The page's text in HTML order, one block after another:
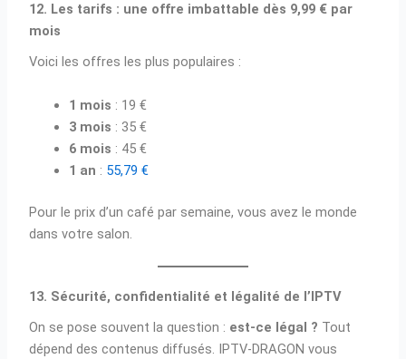
12. Les tarifs : une offre imbattable dès 9,99 € par
mois
Voici les offres les plus populaires :
1 mois : 19 €
3 mois : 35 €
6 mois : 45 €
1 an : 55,79 €
Pour le prix d’un café par semaine, vous avez le monde
dans votre salon.
13. Sécurité, confidentialité et légalité de l’IPTV
On se pose souvent la question : est-ce légal ? Tout
dépend des contenus diffusés. IPTV-DRAGON vous